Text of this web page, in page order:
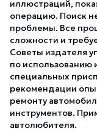
иллюстраций,
операцию. Поиск
проблемы. Все
сложности и
Советы издателя
по использованию
специальных
рекомендации
ремонту
инструментов.
автолюбителя.